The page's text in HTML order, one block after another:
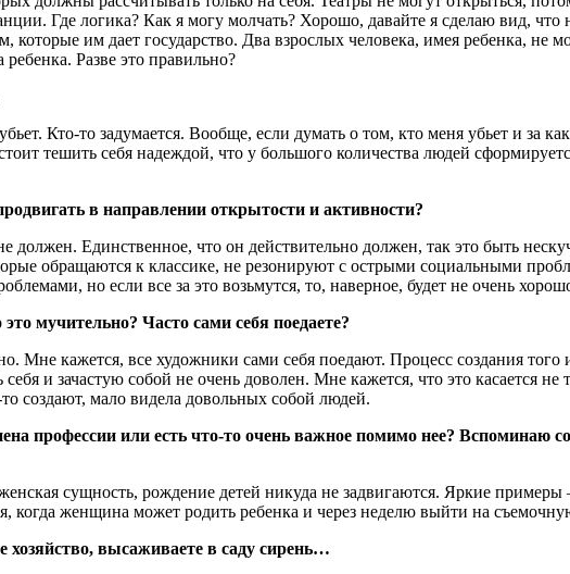
Где логика? Как я могу молчать? Хорошо, давайте я сделаю вид,
которые им дает государство. Два взрослых человека, имея ребенка, не
Разве это правильно?
Кто-то задумается. Вообще, если думать о том, кто меня убьет и за
тешить себя надеждой, что у большого количества людей
в направлении открытости и активности?
Единственное, что он действительно должен, так это быть
обращаются к классике, не резонируют с острыми социальными
но если все за это возьмутся, то, наверное, будет не очень
мучительно? Часто сами себя поедаете?
Мне кажется, все художники сами себя поедают. Процесс создания
и зачастую собой не очень доволен. Мне кажется, что это касается
создают, мало видела довольных собой людей.
профессии или есть что-то очень важное помимо нее? Вспоминаю
сущность, рождение детей никуда не задвигаются. Яркие
когда женщина может родить ребенка и через неделю выйти на
высаживаете в саду сирень…